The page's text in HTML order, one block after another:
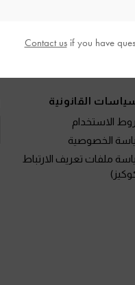
القانونية
الاستخدام
الخصوصية
ملفات تعريف الارتباط
Contact usif you have